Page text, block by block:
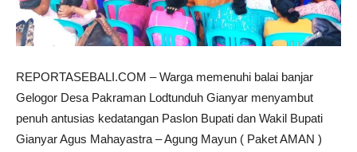
REPORTASEBALI.COM – Warga memenuhi balai banjar
Gelogor Desa Pakraman Lodtunduh Gianyar menyambut
penuh antusias kedatangan Paslon Bupati dan Wakil Bupati
Gianyar Agus Mahayastra – Agung Mayun ( Paket AMAN )